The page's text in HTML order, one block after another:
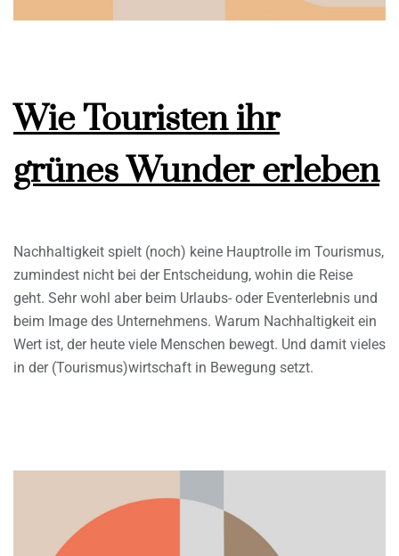
Wie Touristen ihr
grünes Wunder erleben
Nachhaltigkeit spielt (noch) keine Hauptrolle im Tourismus,
zumindest nicht bei der Entscheidung, wohin die Reise
geht. Sehr wohl aber beim Urlaubs- oder Eventerlebnis und
beim Image des Unternehmens. Warum Nachhaltigkeit ein
Wert ist, der heute viele Menschen bewegt. Und damit vieles
in der (Tourismus)wirtschaft in Bewegung setzt.